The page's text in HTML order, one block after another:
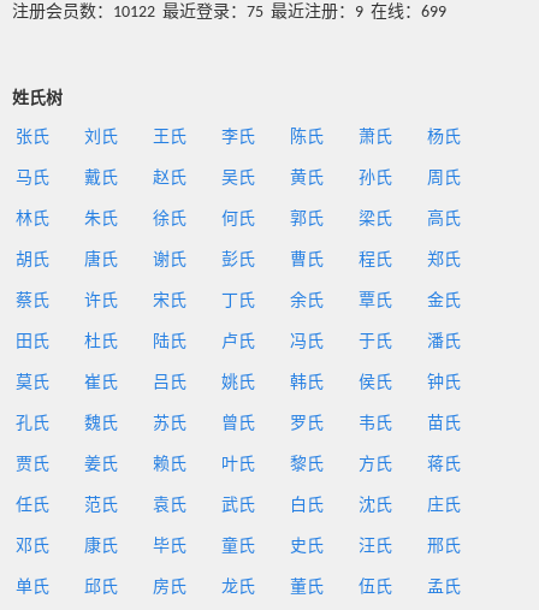
注册会员数：10122 最近登录：75 最近注册：9 在线：699
姓氏树
张氏 刘氏 王氏 李氏 陈氏 萧氏 杨氏
马氏 戴氏 赵氏 吴氏 黄氏 孙氏 周氏
林氏 朱氏 徐氏 何氏 郭氏 梁氏 高氏
胡氏 唐氏 谢氏 彭氏 曹氏 程氏 郑氏
蔡氏 许氏 宋氏 丁氏 余氏 覃氏 金氏
田氏 杜氏 陆氏 卢氏 冯氏 于氏 潘氏
莫氏 崔氏 吕氏 姚氏 韩氏 侯氏 钟氏
孔氏 魏氏 苏氏 曾氏 罗氏 韦氏 苗氏
贾氏 姜氏 赖氏 叶氏 黎氏 方氏 蒋氏
任氏 范氏 袁氏 武氏 白氏 沈氏 庄氏
邓氏 康氏 毕氏 童氏 史氏 汪氏 邢氏
单氏 邱氏 房氏 龙氏 董氏 伍氏 孟氏